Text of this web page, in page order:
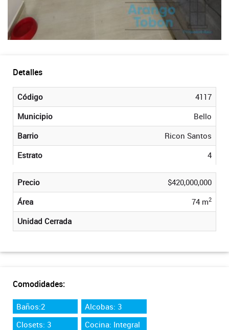
Detalles
Código
4117
Municipio
Bello
Barrio
Ricon Santos
Estrato
4
Precio
$420,000,000
Área
74 m2
Unidad Cerrada
Comodidades:
Baños:2
Alcobas: 3
Closets: 3
Cocina: Integral